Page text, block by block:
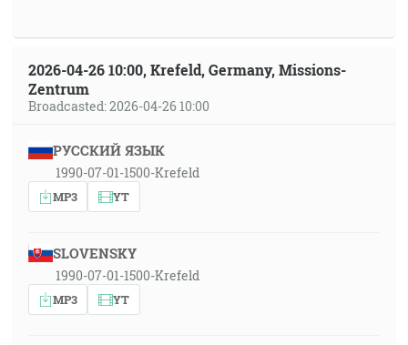
2026-04-26 10:00, Krefeld, Germany, Missions-
Zentrum
Broadcasted: 2026-04-26 10:00
РУССКИЙ ЯЗЫК
1990-07-01-1500-Krefeld
MP3 YT
SLOVENSKY
1990-07-01-1500-Krefeld
MP3 YT